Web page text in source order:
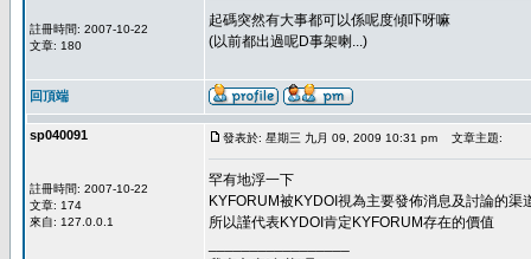
註冊時間: 2007-10-22
文章: 180
起碼突然有大事都可以係呢度傾吓呀嘛
(以前都出過呢D事架喇...)
回頂端
sp040091
註冊時間: 2007-10-22
文章: 174
來自: 127.0.0.1
發表於: 星期三 九月 09, 2009 10:31 pm 文章主題:
罕有地浮一下
KYFORUM被KYDOI視為主要發佈消息及討論的渠
所以謹代表KYDOI肯定KYFORUM存在的價值